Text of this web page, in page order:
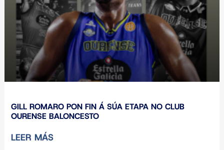
GILL ROMARO PON FIN Á SÚA ETAPA NO CLUB
OURENSE BALONCESTO
LEER MÁS